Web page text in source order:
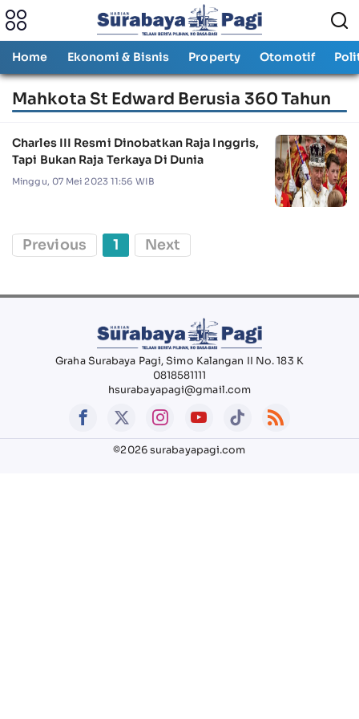
Home Ekonomi & Bisnis Property Otomotif
Mahkota St Edward Berusia 360 Tahun
Charles III Resmi Dinobatkan Raja Inggris,
Tapi Bukan Raja Terkaya Di Dunia
Minggu, 07 Mei 2023 11:56 WIB
Previous 1 Next
Graha Surabaya Pagi, Simo Kalangan II No. 183 K
0818581111
hsurabayapagi@gmail.com
©2026 surabayapagi.com